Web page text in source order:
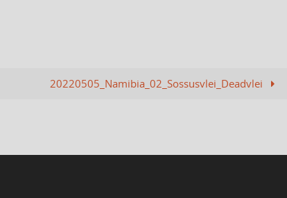
20220505_Namibia_02_Sossusvlei_Deadvlei